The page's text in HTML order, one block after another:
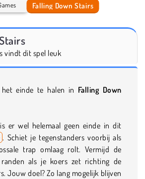
Falling Down Stairs
vindt dit spel leuk
einde te halen in Falling Down
er wel helemaal geen einde in dit
. Schiet je tegenstanders voorbij als
trap omlaag rolt. Vermijd de
als je koers zet richting de
Jouw doel? Zo lang mogelijk blijven